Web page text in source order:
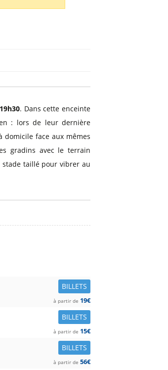
. Dans cette enceinte
: lors de leur dernière
domicile face aux mêmes
gradins avec le terrain
taillé pour vibrer au
BILLETS
à partir de 19€
BILLETS
à partir de 15€
BILLETS
à partir de 56€